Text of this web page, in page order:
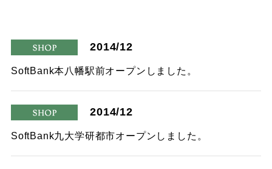
shop
2014/12
SoftBank本八幡駅前オープンしました。
shop
2014/12
SoftBank九大学研都市オープンしました。